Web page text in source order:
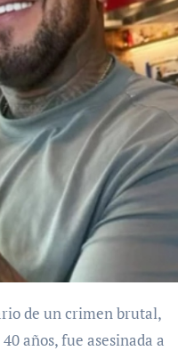
años, fue asesinada a